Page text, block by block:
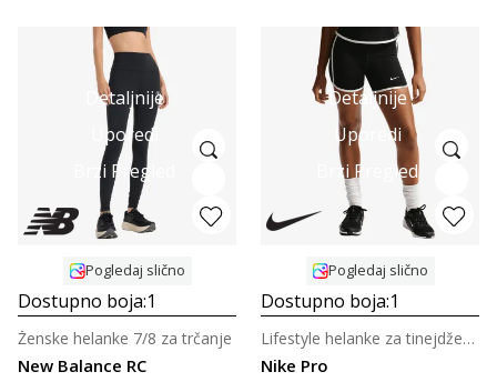
Detaljnije
Uporedi
Brzi Pregled
Pogledaj slično
Dostupno boja:1
New Balance RC
Ženske helanke 7/8 za trčanje
Detaljnije
Uporedi
Brzi Pregled
Pogledaj slično
Dostupno boja:1
Nike Pro
Lifestyle helanke za tinejdžerke